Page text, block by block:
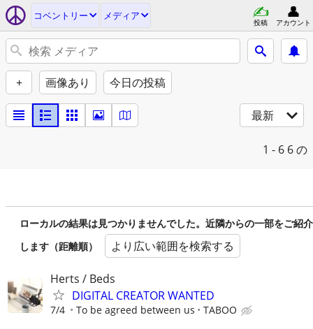
コベントリー メディア
投稿 アカウント
+ 画像あり 今日の投稿
最新
1 - 6 6 の
ローカルの結果は見つかりませんでした。近隣からの一部をご紹介
します（距離順）
より広い範囲を検索する
Herts / Beds
DIGITAL CREATOR WANTED
7/4 To be agreed between us TABOO